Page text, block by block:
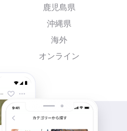
鹿児島県
沖縄県
海外
オンライン